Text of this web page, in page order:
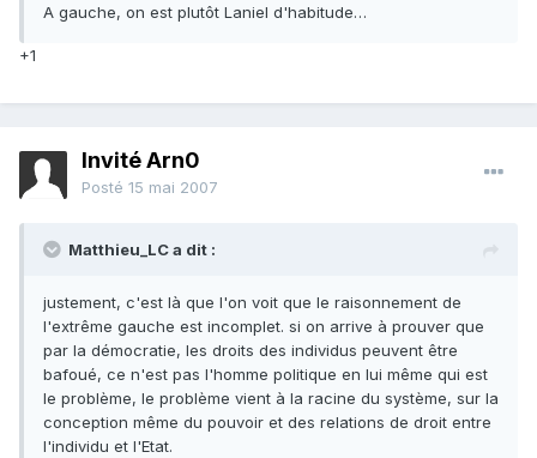
A gauche, on est plutôt Laniel d'habitude…
+1
Invité Arn0
Posté 15 mai 2007
Matthieu_LC a dit :
justement, c'est là que l'on voit que le raisonnement de
l'extrême gauche est incomplet. si on arrive à prouver que
par la démocratie, les droits des individus peuvent être
bafoué, ce n'est pas l'homme politique en lui même qui est
le problème, le problème vient à la racine du système, sur la
conception même du pouvoir et des relations de droit entre
l'individu et l'Etat.